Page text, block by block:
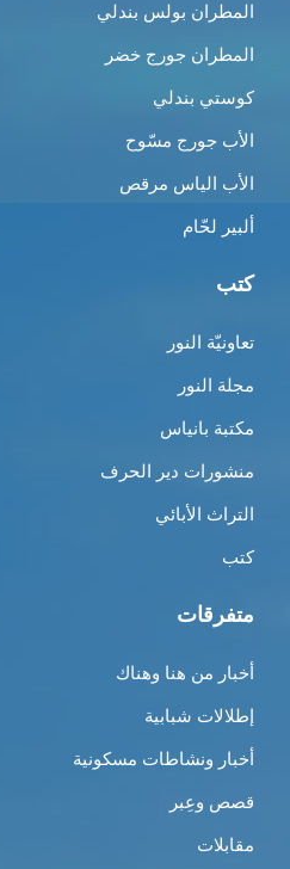
المطران بولس بندلي
المطران جورج خضر
كوستي بندلي
الأب جورج مسّوح
الأب الياس مرقص
ألبير لحّام
كتب
تعاونيّة النور
مجلة النور
مكتبة بانياس
منشورات دير الحرف
التراث الأبائي
كتب
متفرقات
أخبار من هنا وهناك
إطلالات شبابية
أخبار ونشاطات مسكونية
قصص وعِبر
مقابلات